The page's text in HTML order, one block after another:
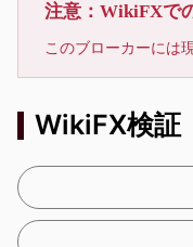
WikiFX検証